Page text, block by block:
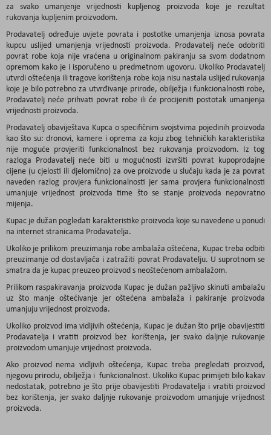
za svako umanjenje vrijednosti kupljenog proizvoda koje je rezultat
rukovanja kupljenim proizvodom.
Prodavatelj određuje uvjete povrata i postotke umanjenja iznosa povrata
kupcu uslijed umanjenja vrijednosti proizvoda. Prodavatelj neće odobriti
povrat robe koja nije vraćena u originalnom pakiranju sa svom dodatnom
opremom kako je i isporučeno u predmetnom ugovoru. Ukoliko Prodavatelj
utvrdi oštećenja ili tragove korištenja robe koja nisu nastala uslijed rukovanja
koje je bilo potrebno za utvrđivanje prirode, obilježja i funkcionalnosti robe,
Prodavatelj neće prihvati povrat robe ili će procijeniti postotak umanjenja
vrijednosti proizvoda.
Prodavatelj obaviještava Kupca o specifičnim svojstvima pojedinih proizvoda
kao što su: dronovi, kamere i oprema za koju zbog tehničkih karakteristika
nije moguće provjeriti funkcionalnost bez rukovanja proizvodom. Iz tog
razloga Prodavatelj neće biti u mogućnosti izvršiti povrat kupoprodajne
cijene (u cjelosti ili djelomično) za ove proizvode u slučaju kada je za povrat
naveden razlog provjera funkcionalnosti jer sama provjera funkcionalnosti
umanjuje vrijednost proizvoda time što se stanje proizvoda nepovratno
mijenja.
Kupac je dužan pogledati karakteristike proizvoda koje su navedene u ponudi
na internet stranicama Prodavatelja.
Ukoliko je prilikom preuzimanja robe ambalaža oštećena, Kupac treba odbiti
preuzimanje od dostavljača i zatražiti povrat Prodavatelju. U suprotnom se
smatra da je kupac preuzeo proizvod s neoštećenom ambalažom.
Prilikom raspakiravanja proizvoda Kupac je dužan pažljivo skinuti ambalažu
uz što manje oštećivanje jer oštećena ambalaža i pakiranje proizvoda
umanjuju vrijednost proizvoda.
Ukoliko proizvod ima vidljivih oštećenja, Kupac je dužan što prije obavijestiti
Prodavatelja i vratiti proizvod bez korištenja, jer svako daljnje rukovanje
proizvodom umanjuje vrijednost proizvoda.
Ako proizvod nema vidljivih oštećenja, Kupac treba pregledati proizvod,
njegovu prirodu, obilježja i funkcionalnost. Ukoliko Kupac primijeti bilo kakav
nedostatak, potrebno je što prije obavijestiti Prodavatelja i vratiti proizvod
bez korištenja, jer svako daljnje rukovanje proizvodom umanjuje vrijednost
proizvoda.